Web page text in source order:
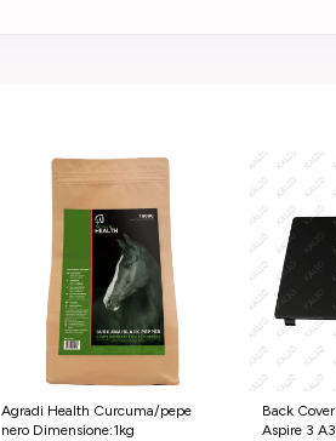
Agradi Health Curcuma/pepe
nero Dimensione:1kg
Back
Aspire 3